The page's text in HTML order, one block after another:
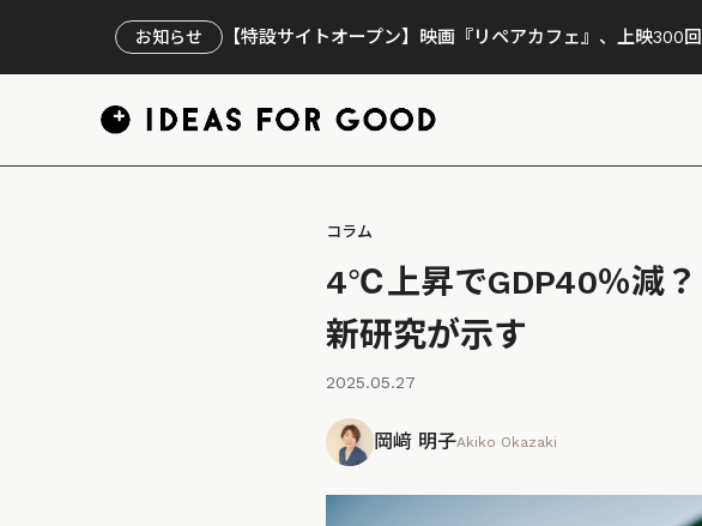
お知らせ 【特設サイトオープン】映画『リペアカフェ』、上映300
コラム
4℃上昇でGDP40％減？
新研究が示す
2025.05.27
岡﨑 明子Akiko Okazaki